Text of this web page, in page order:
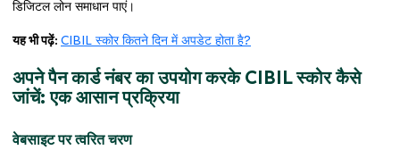
डिजिटल लोन समाधान पाएं।
यह भी पढ़ें: CIBIL स्कोर कितने दिन में अपडेट होता है?
अपने पैन कार्ड नंबर का उपयोग करके CIBIL स्कोर कैसे
जांचें: एक आसान प्रक्रिया
वेबसाइट पर त्वरित चरण